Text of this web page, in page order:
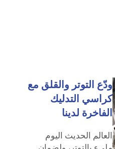
ودّع التوتر والقلق مع
كراسي التدليك
الفاخرة لدينا
العالم الحديث اليوم